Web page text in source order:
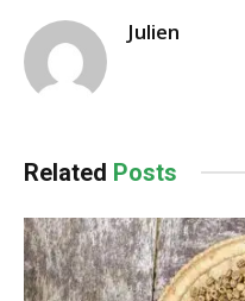
Julien
Related Posts